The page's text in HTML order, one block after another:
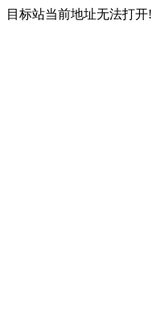
目标站当前地址无法打开!